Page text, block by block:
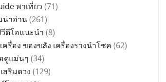
พาเที่ยว (71)
น่าอ่าน(261)
ดีโอแนะนำ (8)
ครื่อง ของขลัง เครื่องรางนำโชค (62)
ดูแม่นๆ (34)
สริมดวง (129)